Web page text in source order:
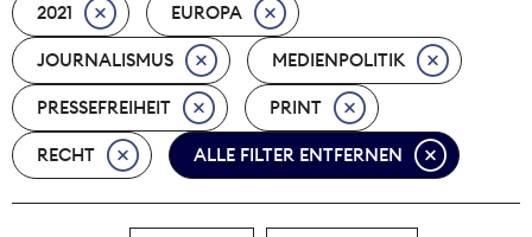
Nachhaltigkeit
Nachwuchs
Nova Award
2021 EUROPA
JOURNALISMUS MEDIENPOLITIK
PRESSEFREIHEIT PRINT
RECHT ALLE FILTER ENTFERNEN